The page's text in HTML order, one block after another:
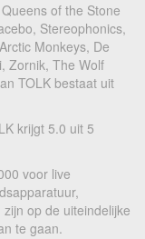
of the Stone
Stereophonics,
Monkeys, De
Zornik, The Wolf
TOLK bestaat uit
krijgt 5.0 uit 5
voor live
op de uiteindelijke
te gaan.